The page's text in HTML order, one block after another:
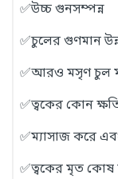
✅উচ্চ গুনসম্পন্ন
✅চুলের গুণমান
✅আরও মসৃণ চুল
✅ত্বকের কোন
✅ম্যাসাজ করে
✅ত্বকের মৃত